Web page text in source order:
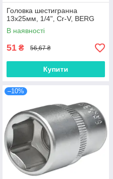
Головка шестигранна
13х25мм, 1/4", Cr-V, BERG
В наявності
51 ₴ 56,67 ₴
Купити
–10%